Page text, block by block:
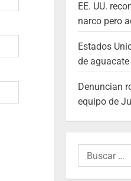
EE. UU.
narco pero
Estados
de
Denuncian
equipo de